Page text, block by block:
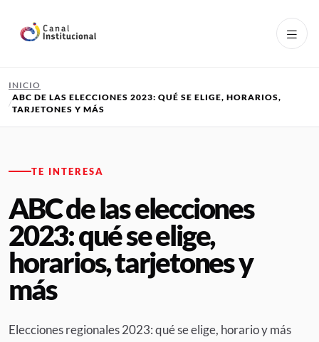
INICIO
ABC DE LAS ELECCIONES 2023: QUÉ SE ELIGE, HORARIOS,
TARJETONES Y MÁS
TE INTERESA
ABC de las elecciones
2023: qué se elige,
horarios, tarjetones y
más
Elecciones regionales 2023: qué se elige, horario y más